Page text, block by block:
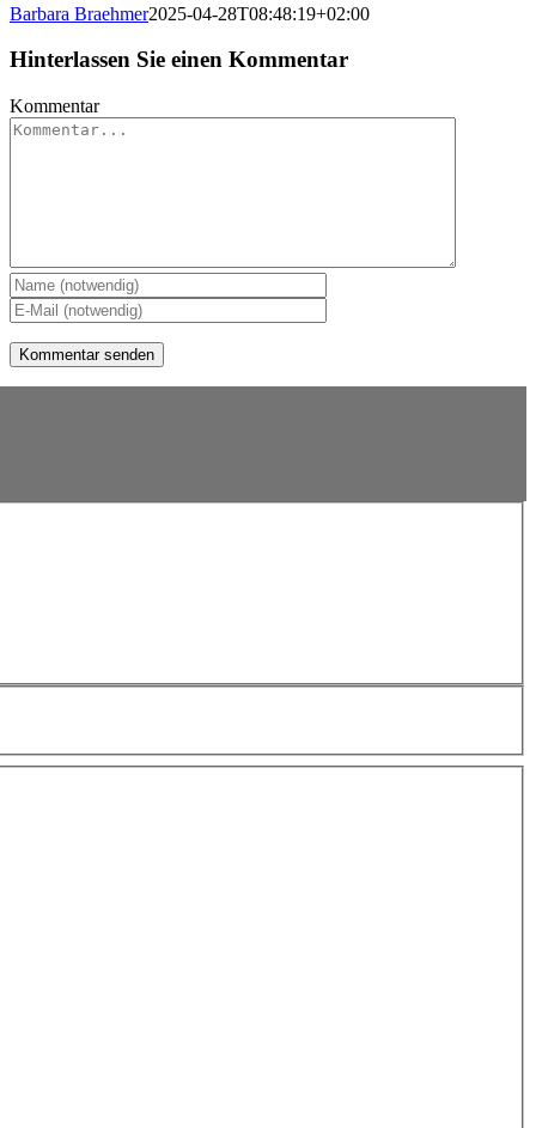
Barbara Braehmer2025-04-28T08:48:19+02:00
Hinterlassen Sie einen Kommentar
Kommentar